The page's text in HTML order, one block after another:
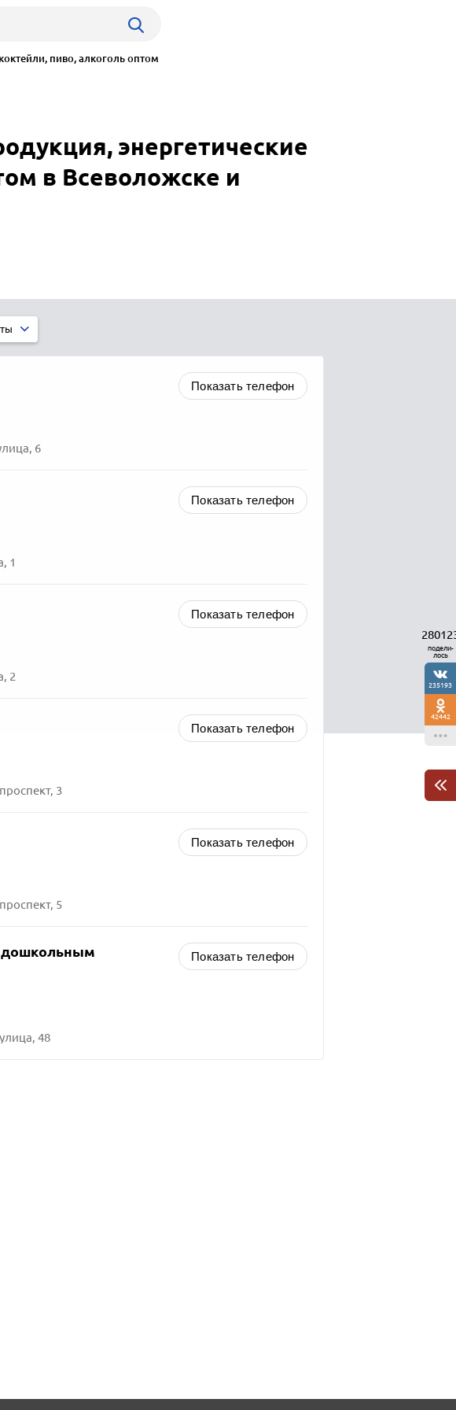
пиво, алкоголь оптом
энергетические
в Всеволожске и
6
Показать телефон
1
Показать телефон
2
Показать телефон
3
Показать телефон
5
Показать телефон
дошкольным
48
Показать телефон
подели-
лось
235193
42442